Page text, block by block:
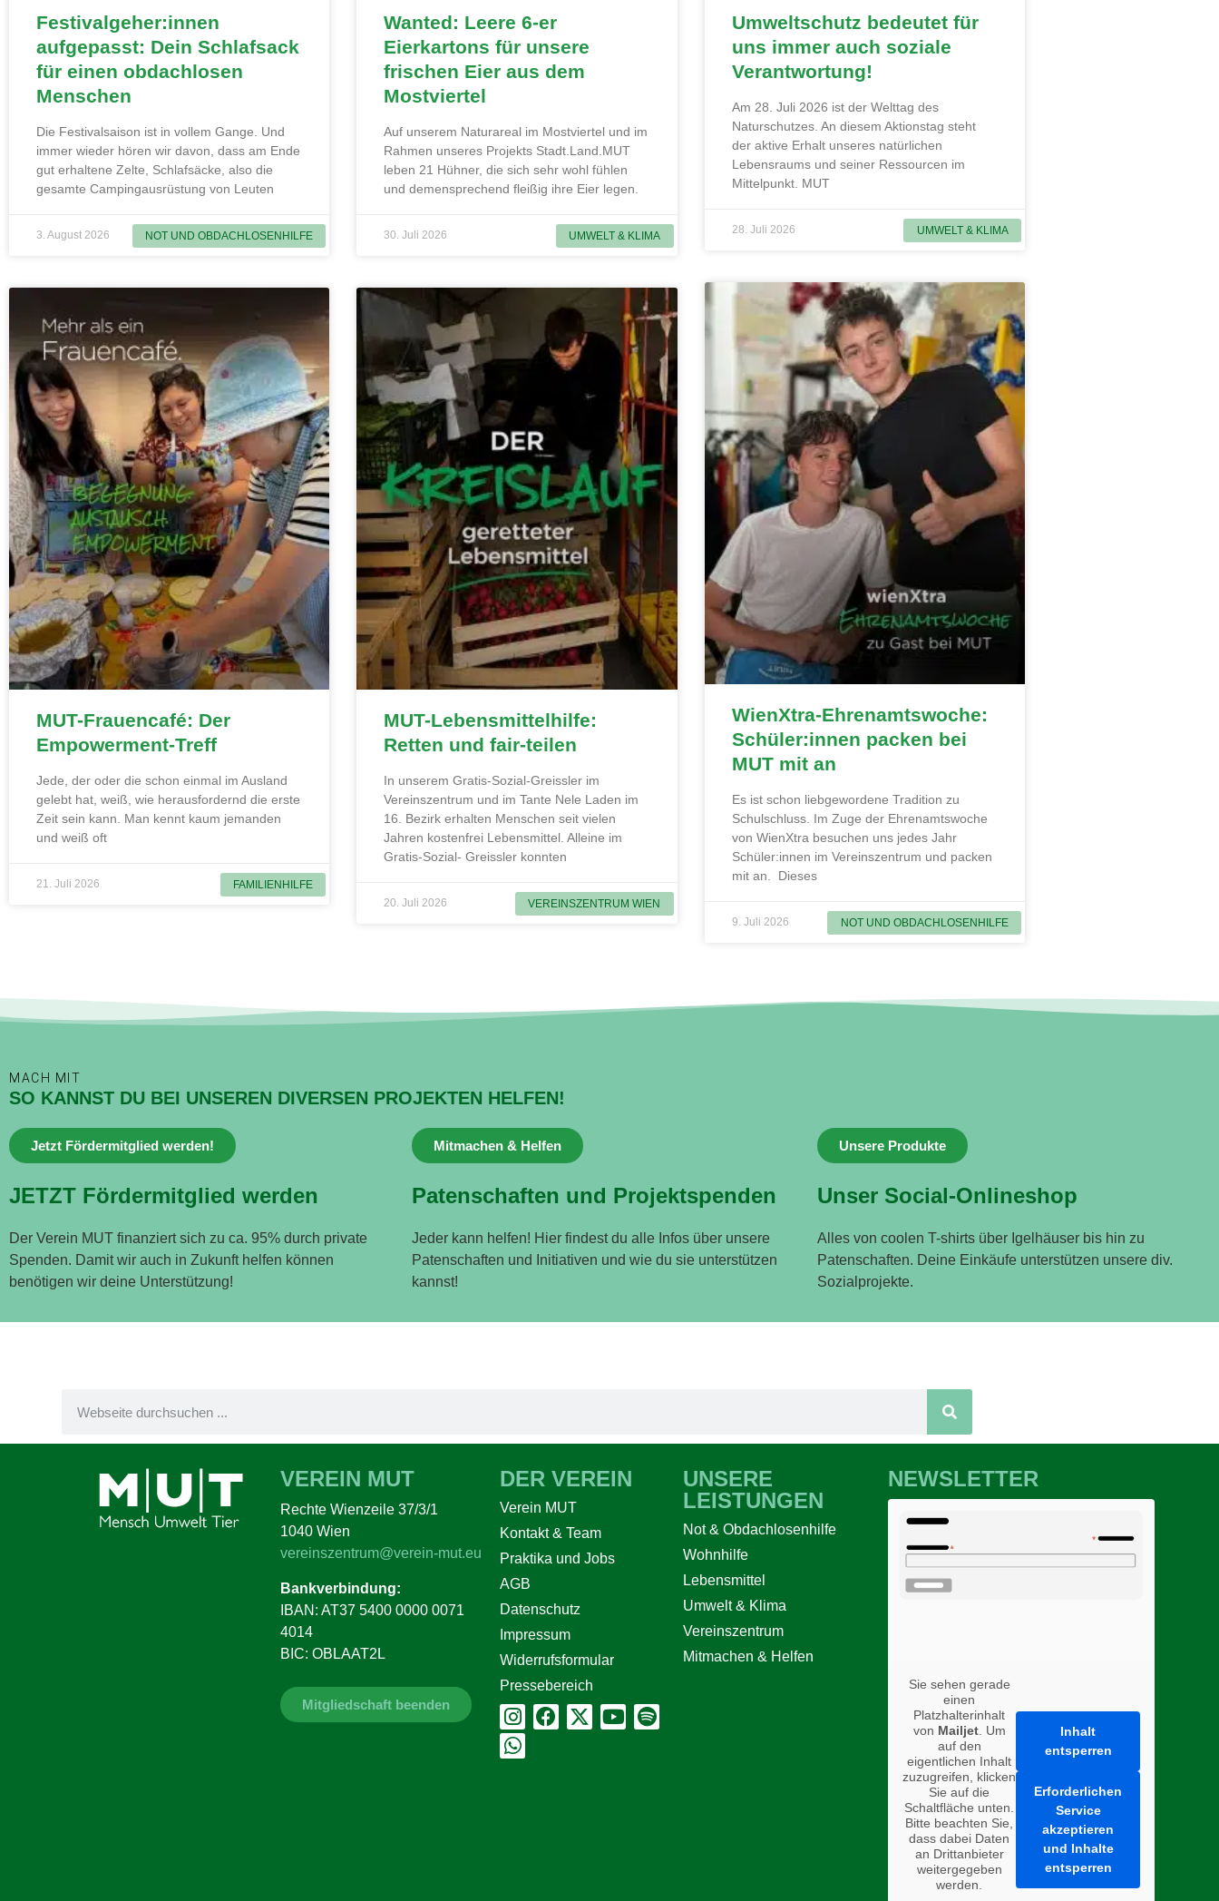
NOT UND OBDACHLOSENHILFE
Festivalgeher:innen
aufgepasst: Dein Schlafsack
für einen obdachlosen
Menschen
Die Festivalsaison ist in vollem Gange. Und
immer wieder hören wir davon, dass am Ende
gut erhaltene Zelte, Schlafsäcke, also die
gesamte Campingausrüstung von Leuten
3. August 2026 UMWELT & KLIMA
Wanted: Leere 6-er
Eierkartons für unsere
frischen Eier aus dem
Mostviertel
Auf unserem Naturareal im Mostviertel und im
Rahmen unseres Projekts Stadt.Land.MUT
leben 21 Hühner, die sich sehr wohl fühlen
und demensprechend fleißig ihre Eier legen.
30. Juli 2026 UMWELT & KLIMA
Umweltschutz bedeutet für
uns immer auch soziale
Verantwortung!
Am 28. Juli 2026 ist der Welttag des
Naturschutzes. An diesem Aktionstag steht
der aktive Erhalt unseres natürlichen
Lebensraums und seiner Ressourcen im
Mittelpunkt. MUT
28. Juli 2026
FAMILIENHILFE
MUT-Frauencafé: Der
Empowerment-Treff
Jede, der oder die schon einmal im Ausland
gelebt hat, weiß, wie herausfordernd die erste
Zeit sein kann. Man kennt kaum jemanden
und weiß oft
21. Juli 2026
VEREINSZENTRUM WIEN
MUT-Lebensmittelhilfe:
Retten und fair-teilen
In unserem Gratis-Sozial-Greissler im
Vereinszentrum und im Tante Nele Laden im
16. Bezirk erhalten Menschen seit vielen
Jahren kostenfrei Lebensmittel. Alleine im
Gratis-Sozial- Greissler konnten
20. Juli 2026
NOT UND OBDACHLOSENHILFE
WienXtra-Ehrenamtswoche:
Schüler:innen packen bei
MUT mit an
Es ist schon liebgewordene Tradition zu
Schulschluss. Im Zuge der Ehrenamtswoche
von WienXtra besuchen uns jedes Jahr
Schüler:innen im Vereinszentrum und packen
mit an. Dieses
9. Juli 2026
MACH MIT
SO KANNST DU BEI UNSEREN DIVERSEN PROJEKTEN HELFEN!
Jetzt Fördermitglied werden!
JETZT Fördermitglied werden
Der Verein MUT finanziert sich zu ca. 95% durch private
Spenden. Damit wir auch in Zukunft helfen können
benötigen wir deine Unterstützung!
Mitmachen & Helfen
Patenschaften und Projektspenden
Jeder kann helfen! Hier findest du alle Infos über unsere
Patenschaften und Initiativen und wie du sie unterstützen
kannst!
Unsere Produkte
Unser Social-Onlineshop
Alles von coolen T-shirts über Igelhäuser bis hin zu
Patenschaften. Deine Einkäufe unterstützen unsere div.
Sozialprojekte.
VEREIN MUT
Rechte Wienzeile 37/3/1
1040 Wien
vereinszentrum@verein-mut.eu
Bankverbindung:
IBAN: AT37 5400 0000 0071
4014
BIC: OBLAAT2L
Mitgliedschaft beenden
DER VEREIN
Verein MUT
Kontakt & Team
Praktika und Jobs
AGB
Datenschutz
Impressum
Widerrufsformular
Pressebereich
UNSERE
LEISTUNGEN
Not & Obdachlosenhilfe
Wohnhilfe
Lebensmittel
Umwelt & Klima
Vereinszentrum
Mitmachen & Helfen
NEWSLETTER
Sie sehen gerade
einen
Platzhalterinhalt
von Mailjet. Um
auf den
eigentlichen Inhalt
zuzugreifen, klicken
Sie auf die
Schaltfläche unten.
Bitte beachten Sie,
dass dabei Daten
an Drittanbieter
weitergegeben
werden.
Inhalt
entsperren
Erforderlichen
Service
akzeptieren
und Inhalte
entsperren